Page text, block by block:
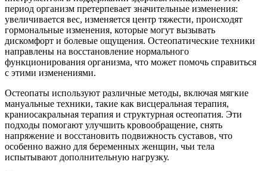
период организм претерпевает значительные изменения:
увеличивается вес, изменяется центр тяжести, происходят
гормональные изменения, которые могут вызывать
дискомфорт и болевые ощущения. Остеопатические техники
направлены на восстановление нормального
функционирования организма, что может помочь справиться
с этими изменениями.
Остеопаты используют различные методы, включая мягкие
мануальные техники, такие как висцеральная терапия,
краниосакральная терапия и структурная остеопатия. Эти
подходы помогают улучшить кровообращение, снять
напряжение и восстановить подвижность суставов, что
особенно важно для беременных женщин, чьи тела
испытывают дополнительную нагрузку.